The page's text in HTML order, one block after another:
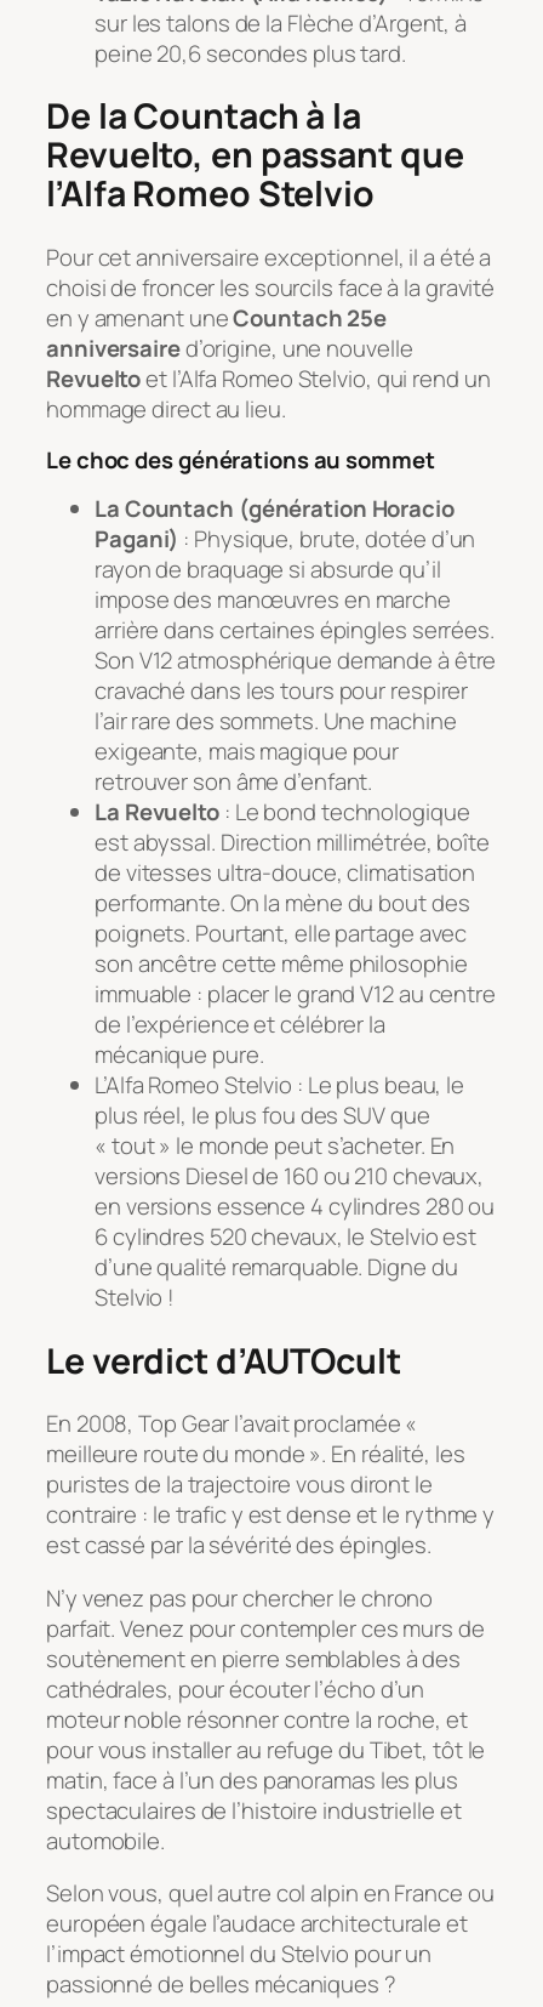
sur les talons de la Flèche d’Argent, à
peine 20,6 secondes plus tard.
De la Countach à la
Revuelto, en passant que
l’Alfa Romeo Stelvio
Pour cet anniversaire exceptionnel, il a été a
choisi de froncer les sourcils face à la gravité
en y amenant uneCountach 25e
anniversaired’origine, une nouvelle
Revueltoet l’Alfa Romeo Stelvio, qui rend un
hommage direct au lieu.
Le choc des générations au sommet
La Countach (génération Horacio
Pagani) : Physique, brute, dotée d’un
rayon de braquage si absurde qu’il
impose des manœuvres en marche
arrière dans certaines épingles serrées.
Son V12 atmosphérique demande à être
cravaché dans les tours pour respirer
l’air rare des sommets. Une machine
exigeante, mais magique pour
retrouver son âme d’enfant.
La Revuelto: Le bond technologique
est abyssal. Direction millimétrée, boîte
de vitesses ultra-douce, climatisation
performante. On la mène du bout des
poignets. Pourtant, elle partage avec
son ancêtre cette même philosophie
immuable : placer le grand V12 au centre
de l’expérience et célébrer la
mécanique pure.
L’Alfa Romeo Stelvio : Le plus beau, le
plus réel, le plus fou des SUV que
« tout » le monde peut s’acheter. En
versions Diesel de 160 ou 210 chevaux,
en versions essence 4 cylindres 280 ou
6 cylindres 520 chevaux, le Stelvio est
d’une qualité remarquable. Digne du
Stelvio !
Le verdict d’AUTOcult
En 2008, Top Gear l’avait proclamée «
meilleure route du monde ». En réalité, les
puristes de la trajectoire vous diront le
contraire : le trafic y est dense et le rythme y
est cassé par la sévérité des épingles.
N’y venez pas pour chercher le chrono
parfait. Venez pour contempler ces murs de
soutènement en pierre semblables à des
cathédrales, pour écouter l’écho d’un
moteur noble résonner contre la roche, et
pour vous installer au refuge du Tibet, tôt le
matin, face à l’un des panoramas les plus
spectaculaires de l’histoire industrielle et
automobile.
Selon vous, quel autre col alpin en France ou
européen égale l’audace architecturale et
l’impact émotionnel du Stelvio pour un
passionné de belles mécaniques ?